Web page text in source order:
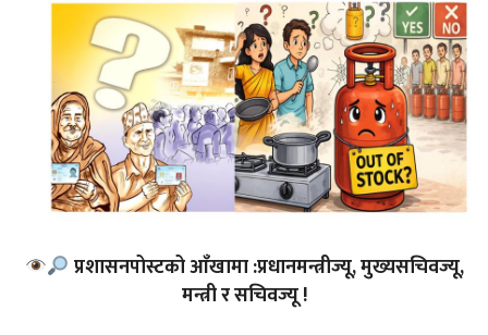
प्रशासनपोस्टको आँखामा :प्रधानमन्त्रीज्यू, मुख्यसचिवज्यू,
मन्त्री र सचिवज्यू !